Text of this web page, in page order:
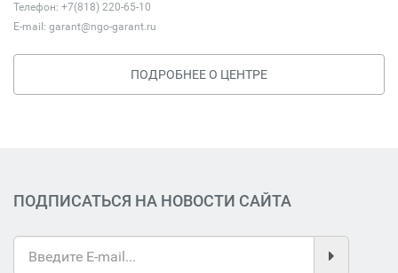
Телефон: +7(818) 220-65-10
E-mail: garant@ngo-garant.ru
ПОДРОБНЕЕ О ЦЕНТРЕ
ПОДПИСАТЬСЯ НА НОВОСТИ САЙТА